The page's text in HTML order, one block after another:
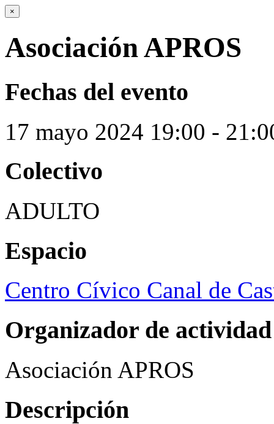
×
Asociación APROS
Fechas del evento
17 mayo 2024 19:00 -
Colectivo
ADULTO
Espacio
Centro Cívico Canal de
Organizador de actividad
Asociación APROS
Descripción